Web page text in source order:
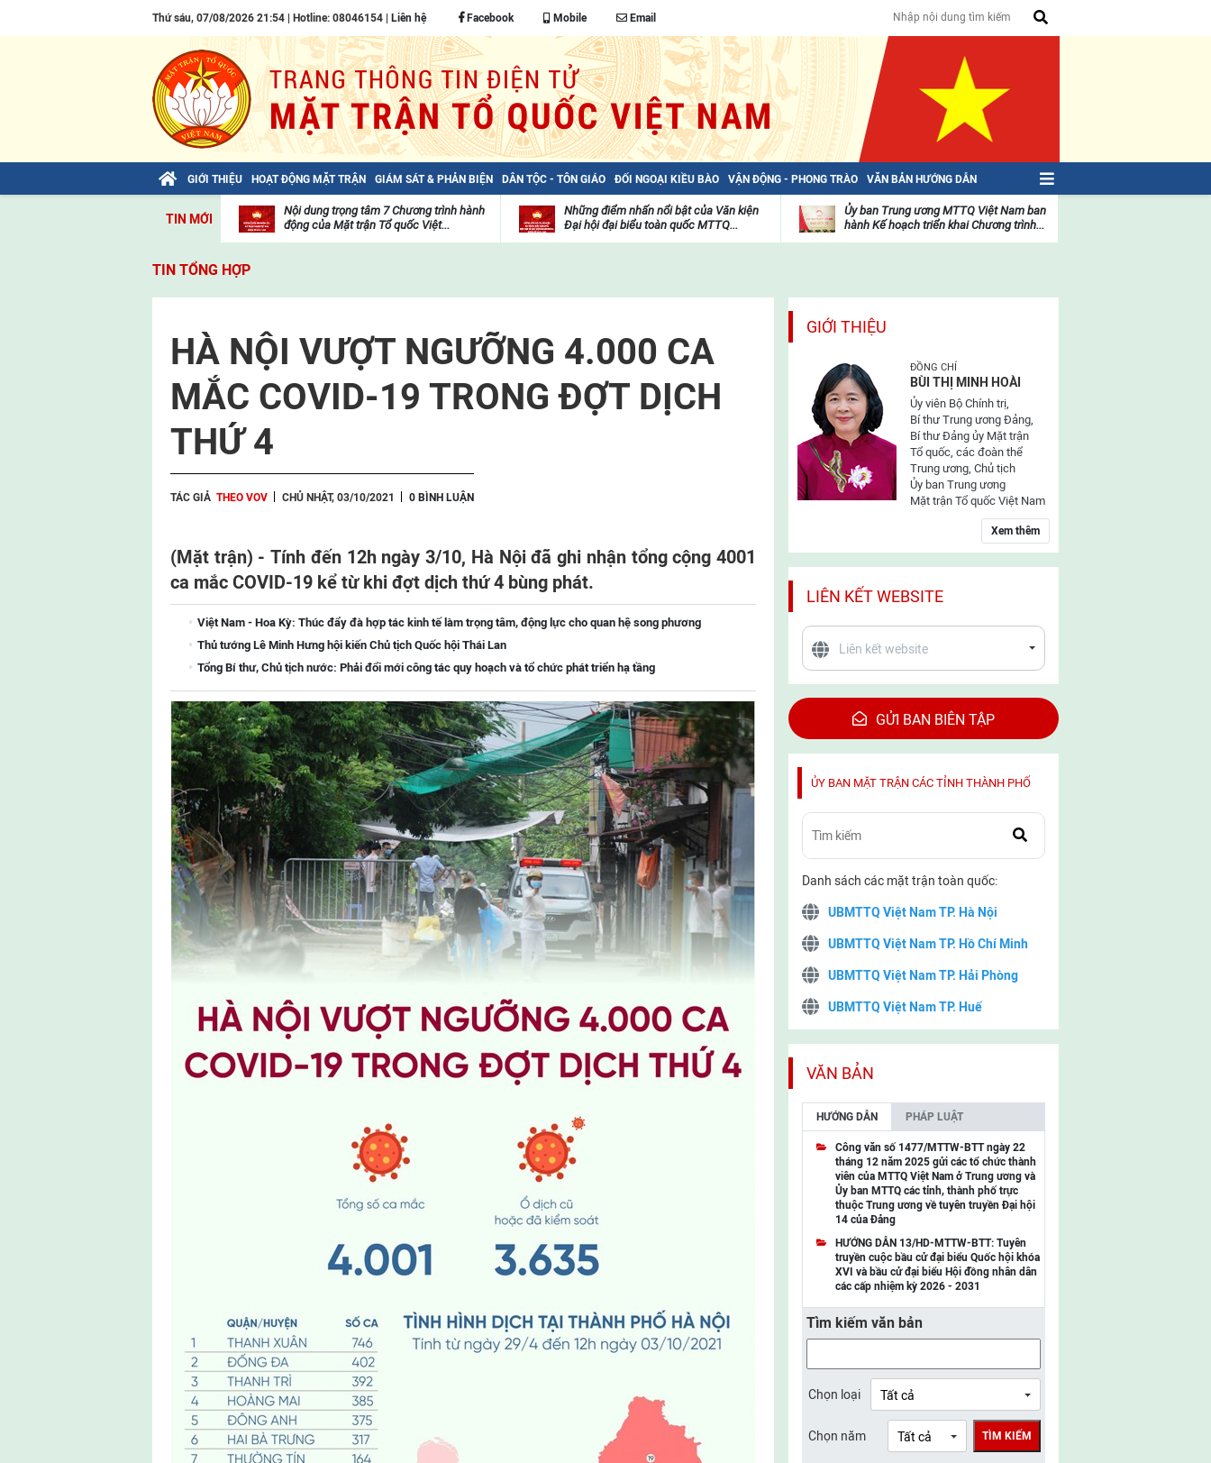
Thứ sáu, 07/08/2026 21:54 | Hotline: 08046154 | Liên hệ Facebook Mobile Email
GIỚI THIỆU HOẠT ĐỘNG MẶT TRẬN GIÁM SÁT & PHẢN BIỆN DÂN TỘC - TÔN GIÁO ĐỐI NGOẠI KIỀU BÀO VẬN ĐỘNG - PHONG TRÀO VĂN BẢN HƯỚNG DẪN
TIN MỚI
Bài viết của Tổng Bí thư Tô Lâm: TIẾN
viện
Nội dung trọng tâm 7 Chương trình hành
động của Mặt trận Tổ quốc Việt...
Những điểm nhấn nổi bật của Văn kiện
Đại hội đại biểu toàn quốc MTTQ...
mặt
trận
Ủy ban Trung ương MTTQ Việt Nam ban
hành Kế hoạch triển khai Chương trình...
TIN TỔNG HỢP
HÀ NỘI VƯỢT NGƯỠNG 4.000 CA
MẮC COVID-19 TRONG ĐỢT DỊCH
THỨ 4
TÁC GIẢ THEO VOV CHỦ NHẬT, 03/10/2021 0 BÌNH LUẬN
(Mặt trận) - Tính đến 12h ngày 3/10, Hà Nội đã ghi nhận tổng cộng 4001
ca mắc COVID-19 kể từ khi đợt dịch thứ 4 bùng phát.
Việt Nam - Hoa Kỳ: Thúc đẩy đà hợp tác kinh tế làm trọng tâm, động lực cho quan hệ song phương
Thủ tướng Lê Minh Hưng hội kiến Chủ tịch Quốc hội Thái Lan
Tổng Bí thư, Chủ tịch nước: Phải đổi mới công tác quy hoạch và tổ chức phát triển hạ tầng
GIỚI THIỆU
ĐỒNG CHÍ
BÙI THỊ MINH HOÀI
Ủy viên Bộ Chính trị,
Bí thư Trung ương Đảng,
Bí thư Đảng ủy Mặt trận
Tổ quốc, các đoàn thể
Trung ương, Chủ tịch
Ủy ban Trung ương
Mặt trận Tổ quốc Việt Nam
Xem thêm
LIÊN KẾT WEBSITE
GỬI BAN BIÊN TẬP
ỦY BAN MẶT TRẬN CÁC TỈNH THÀNH PHỐ
Danh sách các mặt trận toàn quốc:
UBMTTQ Việt Nam TP. Hà Nội
UBMTTQ Việt Nam TP. Hồ Chí Minh
UBMTTQ Việt Nam TP. Hải Phòng
UBMTTQ Việt Nam TP. Huế
UBMTTQ Việt Nam TP. Cần Thơ
UBMTTQ Việt Nam tỉnh Quảng Ninh
UBMTTQ Việt Nam tỉnh Cao Bằng
UBMTTQ Việt Nam tỉnh Lạng Sơn
UBMTTQ Việt Nam tỉnh Lai Châu
UBMTTQ Việt Nam tỉnh Điện Biên
UBMTTQ Việt Nam tỉnh Sơn La
UBMTTQ Việt Nam tỉnh Thanh Hóa
UBMTTQ Việt Nam tỉnh Nghệ An
UBMTTQ Việt Nam tỉnh Lào Cai
UBMTTQ Việt Nam tỉnh Thái Nguyên
VĂN BẢN
HƯỚNG DẪN PHÁP LUẬT
Công văn số 1477/MTTW-BTT ngày 22
tháng 12 năm 2025 gửi các tổ chức thành
viên của MTTQ Việt Nam ở Trung ương và
Ủy ban MTTQ các tỉnh, thành phố trực
thuộc Trung ương về tuyên truyền Đại hội
14 của Đảng
HƯỚNG DẪN 13/HD-MTTW-BTT: Tuyên
truyền cuộc bầu cử đại biểu Quốc hội khóa
XVI và bầu cử đại biểu Hội đồng nhân dân
các cấp nhiệm kỳ 2026 - 2031
Tìm kiếm văn bản
Chọn loại
Chọn năm TÌM KIẾM